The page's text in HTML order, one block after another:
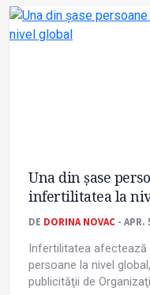
Una din şase
infertilitatea la
DE DORINA NOVAC - APR.
Infertilitatea afectează
persoane la nivel
publicităţii de